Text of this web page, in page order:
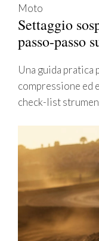
Moto
Settaggio
passo-passo
Una guida pratica
compressione ed
check-list